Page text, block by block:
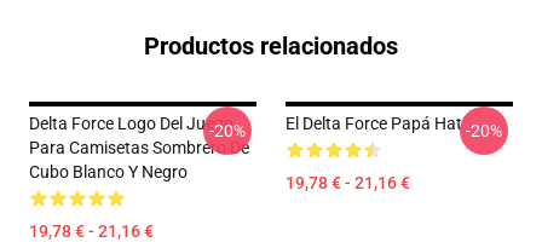
Productos relacionados
Delta Force Logo Del Juego
Para Camisetas Sombrero De
Cubo Blanco Y Negro
19,78 € - 21,16 €
-20% El Delta Force Papá Hat
19,78 € - 21,16 €
-20%